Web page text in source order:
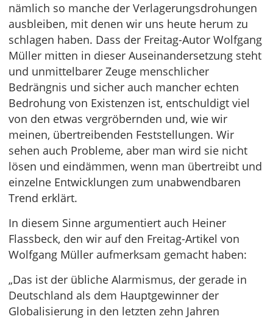
nämlich so manche der Verlagerungsdrohungen
ausbleiben, mit denen wir uns heute herum zu
schlagen haben. Dass der Freitag-Autor Wolfgang
Müller mitten in dieser Auseinandersetzung steht
und unmittelbarer Zeuge menschlicher
Bedrängnis und sicher auch mancher echten
Bedrohung von Existenzen ist, entschuldigt viel
von den etwas vergröbernden und, wie wir
meinen, übertreibenden Feststellungen. Wir
sehen auch Probleme, aber man wird sie nicht
lösen und eindämmen, wenn man übertreibt und
einzelne Entwicklungen zum unabwendbaren
Trend erklärt.
In diesem Sinne argumentiert auch Heiner
Flassbeck, den wir auf den Freitag-Artikel von
Wolfgang Müller aufmerksam gemacht haben:
„Das ist der übliche Alarmismus, der gerade in
Deutschland als dem Hauptgewinner der
Globalisierung in den letzten zehn Jahren